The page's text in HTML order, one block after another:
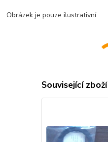
Obrázek je pouze ilustrativní.
Související zboží